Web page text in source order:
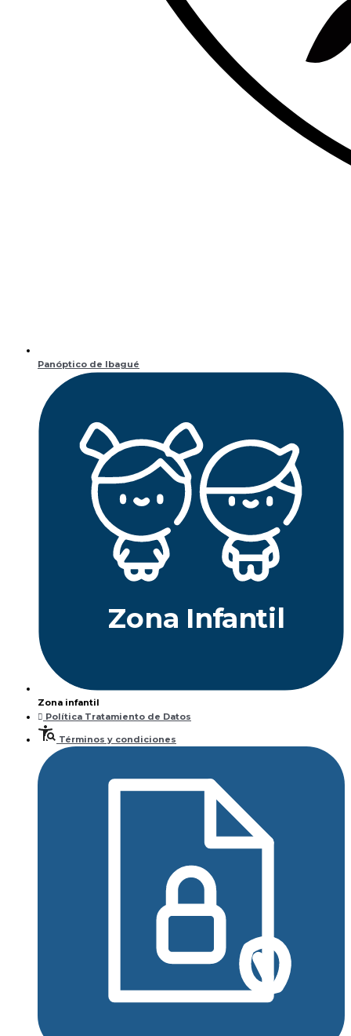
Panóptico de Ibagué
Zona Infantil
Zona infantil
Política Tratamiento de Datos
Términos y condiciones